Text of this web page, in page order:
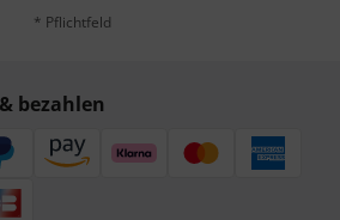
* Pflichtfeld
bezahlen